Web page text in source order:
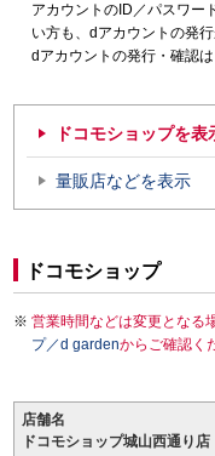
アカウントのID／パスワー
い方も、dアカウントの発行
dアカウントの発行・確認は
ドコモショップを表
量販店などを表示
ドコモショップ
営業時間などは変更となる
プ／d gardenからご確認く
店舗名
ドコモショップ城山西通り店